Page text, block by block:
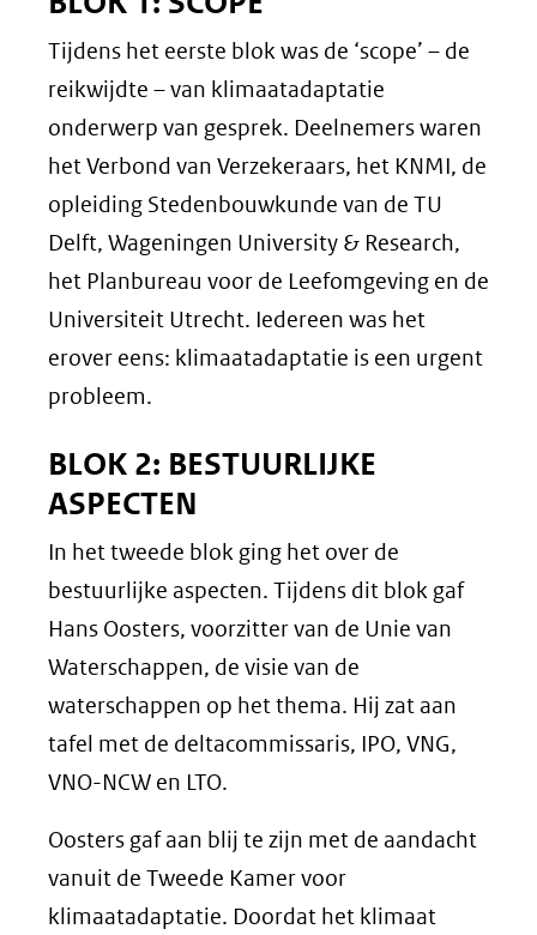
Tijdens het eerste blok was de ‘scope’ – de
reikwijdte – van klimaatadaptatie
onderwerp van gesprek. Deelnemers waren
het Verbond van Verzekeraars, het KNMI, de
opleiding Stedenbouwkunde van de TU
Delft, Wageningen University & Research,
het Planbureau voor de Leefomgeving en de
Universiteit Utrecht. Iedereen was het
erover eens: klimaatadaptatie is een urgent
probleem.
BLOK 2: BESTUURLIJKE
ASPECTEN
In het tweede blok ging het over de
bestuurlijke aspecten. Tijdens dit blok gaf
Hans Oosters, voorzitter van de Unie van
Waterschappen, de visie van de
waterschappen op het thema. Hij zat aan
tafel met de deltacommissaris, IPO, VNG,
VNO-NCW en LTO.
Oosters gaf aan blij te zijn met de aandacht
vanuit de Tweede Kamer voor
klimaatadaptatie. Doordat het klimaat